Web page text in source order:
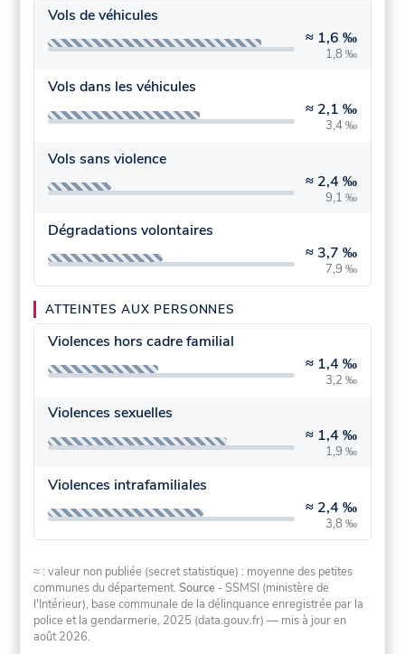
Vols de véhicules
≈ 1,6 ‰
1,8 ‰
Vols dans les véhicules
≈ 2,1 ‰
3,4 ‰
Vols sans violence
≈ 2,4 ‰
9,1 ‰
Dégradations volontaires
≈ 3,7 ‰
7,9 ‰
ATTEINTES AUX PERSONNES
Violences hors cadre familial
≈ 1,4 ‰
3,2 ‰
Violences sexuelles
≈ 1,4 ‰
1,9 ‰
Violences intrafamiliales
≈ 2,4 ‰
3,8 ‰
≈ : valeur non publiée (secret statistique) : moyenne des petites
communes du département.Source - SSMSI (ministère de
l'Intérieur), base communale de la délinquance enregistrée par la
police et la gendarmerie, 2025 (data.gouv.fr) — mis à jour en
août 2026.